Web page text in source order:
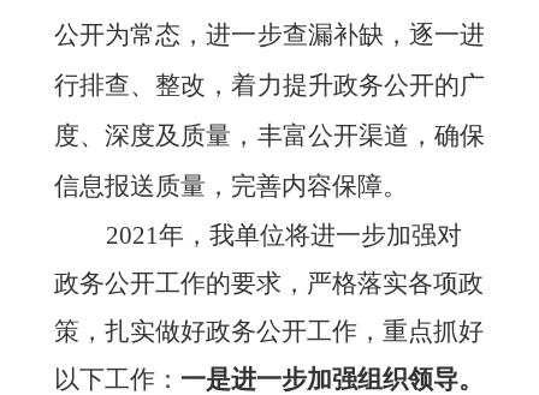
公开为常态，进一步查漏补缺， 逐一进
行排查、整改 ，着力提升政务公开的广
度、深度及质量，丰富公开渠道，确保
信息报送质量，完善内容保障。
2021年，我单位将进一步加强对
政务公开工作的要求，严格落实各项政
策，扎实做好政务公开工作，重点抓好
以下工作： 一是进一步加强组织领导。